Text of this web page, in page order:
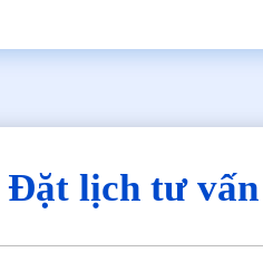
Đặt lịch tư vấn